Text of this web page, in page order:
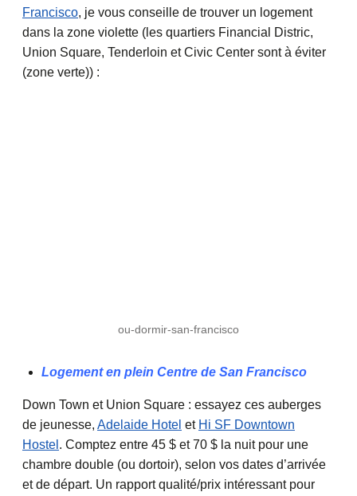
Francisco, je vous conseille de trouver un logement
dans la zone violette (les quartiers Financial Distric,
Union Square, Tenderloin et Civic Center sont à éviter
(zone verte)) :
ou-dormir-san-francisco
Logement en plein Centre de San Francisco
Down Town et Union Square : essayez ces auberges
de jeunesse, Adelaide Hotel et Hi SF Downtown
Hostel . Comptez entre 45 $ et 70 $ la nuit pour une
chambre double (ou dortoir), selon vos dates d’arrivée
et de départ. Un rapport qualité/prix intéressant pour